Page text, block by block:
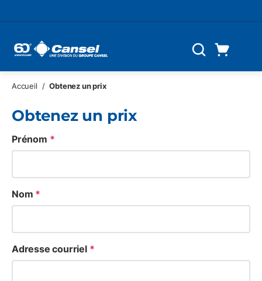
Recherche
Accueil / Obtenez un prix
Obtenez un prix
Prénom *
Nom *
Adresse courriel*